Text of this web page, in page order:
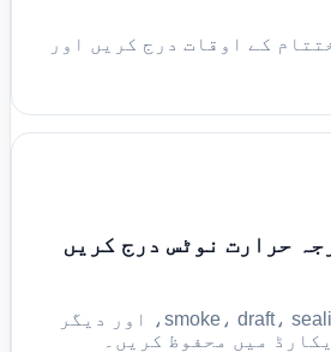
کے اوقات درج کریں اور
حرارت نوٹس درج کریں
smoke، draft، sealing، kiln temperature، اور دیگر